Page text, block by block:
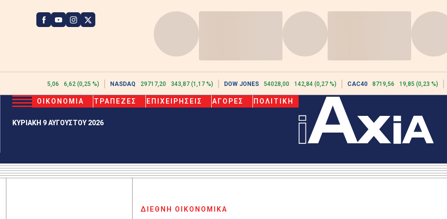
2615,06 6,62 (0,25 %) NASDAQ 29717,20 343,87 (1,17 %) DOW JONES 54028,00 142,84 (0,27 %) CAC40 8719,56 19,85 (0,23 %)
ΚΥΡΙΑΚΗ 9 ΑΥΓΟΥΣΤΟΥ 2026
ΟΙΚΟΝΟΜΙΑ ΤΡΑΠΕΖΕΣ ΕΠΙΧΕΙΡΗΣΕΙΣ ΑΓΟΡΕΣ ΠΟΛΙΤΙΚΗ
ΔΙΕΘΝΗ ΟΙΚΟΝΟΜΙΚΑ